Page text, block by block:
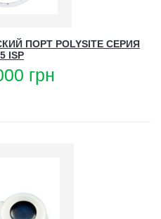
ПОРТ POLYSITE СЕРИЯ
ISP
грн